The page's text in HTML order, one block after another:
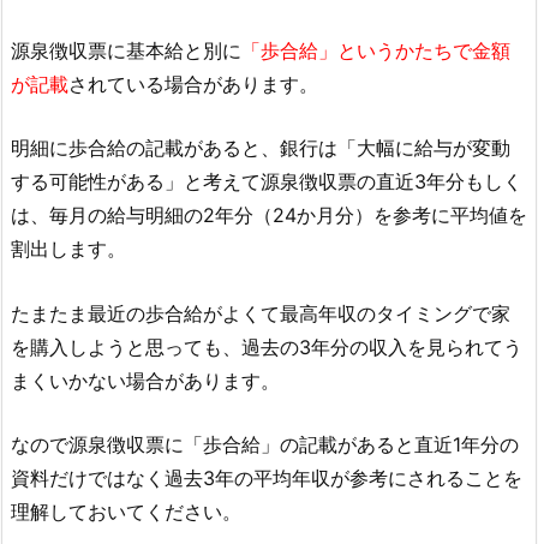
源泉徴収票に基本給と別に 「歩合給」というかたちで金額
が記載されている場合があります。
明細に歩合給の記載があると、銀行は「大幅に給与が変動
する可能性がある」と考えて源泉徴収票の直近3年分もしく
は、毎月の給与明細の2年分（24か月分）を参考に平均値を
割出します。
たまたま最近の歩合給がよくて最高年収のタイミングで家
を購入しようと思っても、過去の3年分の収入を見られてう
まくいかない場合があります。
なので源泉徴収票に「歩合給」の記載があると直近1年分の
資料だけではなく過去3年の平均年収が参考にされることを
理解しておいてください。